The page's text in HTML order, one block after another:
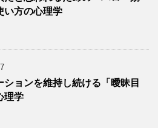
い方の心理学
ションを維持し続ける「曖昧目
理学